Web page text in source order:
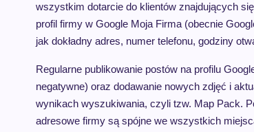
wszystkim dotarcie do klientów znajdujących
profil firmy w Google Moja Firma (obecnie
jak dokładny adres, numer telefonu, godziny
Regularne publikowanie postów na profilu
negatywne) oraz dodawanie nowych zdjęć i
wynikach wyszukiwania, czyli tzw. Map Pack.
adresowe firmy są spójne we wszystkich